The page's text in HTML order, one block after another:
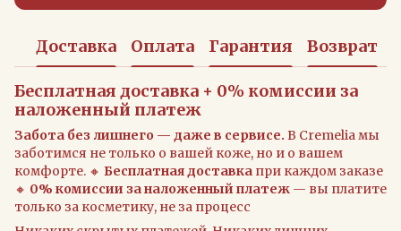
Доставка Оплата Гарантия Возврат
Бесплатная доставка + 0% комиссии за
наложенный платеж
Забота без лишнего — даже в сервисе. В Cremelia мы
заботимся не только о вашей коже, но и о вашем
комфорте. 🔸 Бесплатная доставка при каждом заказе
🔸 0% комиссии за наложенный платеж — вы платите
только за косметику, не за процесс